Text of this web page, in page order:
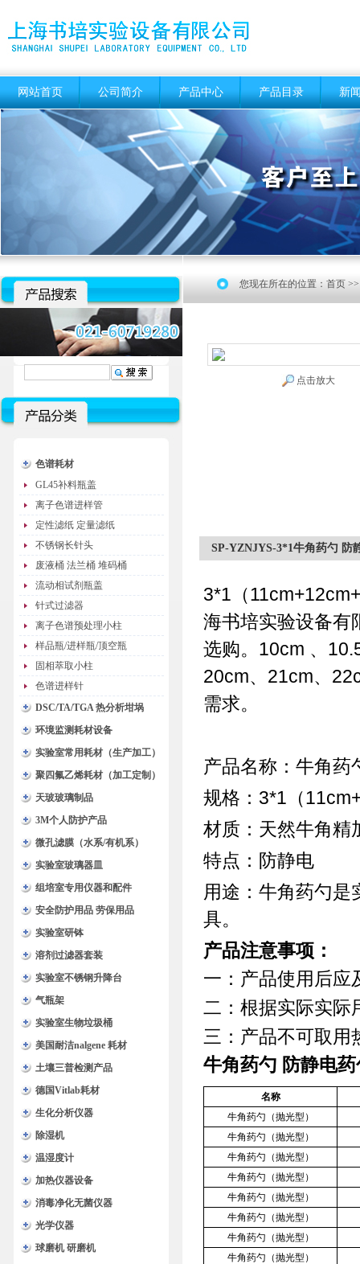
网站首页 公司简介 产品中心 产品目录 新
色谱耗材
GL45补料瓶盖
离子色谱进样管
定性滤纸 定量滤纸
不锈钢长针头
废液桶 法兰桶 堆码桶
流动相试剂瓶盖
针式过滤器
离子色谱预处理小柱
样品瓶/进样瓶/顶空瓶
固相萃取小柱
色谱进样针
DSC/TA/TGA 热分析坩埚
环境监测耗材设备
实验室常用耗材（生产加工）
聚四氟乙烯耗材（加工定制）
天玻玻璃制品
3M个人防护产品
微孔滤膜（水系/有机系）
实验室玻璃器皿
组培室专用仪器和配件
安全防护用品 劳保用品
实验室研钵
溶剂过滤器套装
实验室不锈钢升降台
气瓶架
实验室生物垃圾桶
美国耐洁nalgene 耗材
土壤三普检测产品
德国Vitlab耗材
生化分析仪器
除湿机
温湿度计
加热仪器设备
消毒净化无菌仪器
光学仪器
球磨机 研磨机
您现在所在的位置： 首页
点击放大
SP-YZNJYS-3*1牛角药勺 防
3*1（
海书培实验设备有
选购。10cm 、
20cm、21cm、
需求。
产品名称：牛角药
规格：3*1（
材质：天然牛角精
特点：防静电
用途：牛角药勺是
具。
产品注意事项：
一：产品使用后应
二：根据实际实际
三：产品不可取用
牛角药勺 防静电
名称
牛角药勺（抛光型）
牛角药勺（抛光型）
牛角药勺（抛光型）
牛角药勺（抛光型）
牛角药勺（抛光型）
牛角药勺（抛光型）
牛角药勺（抛光型）
牛角药勺（抛光型）